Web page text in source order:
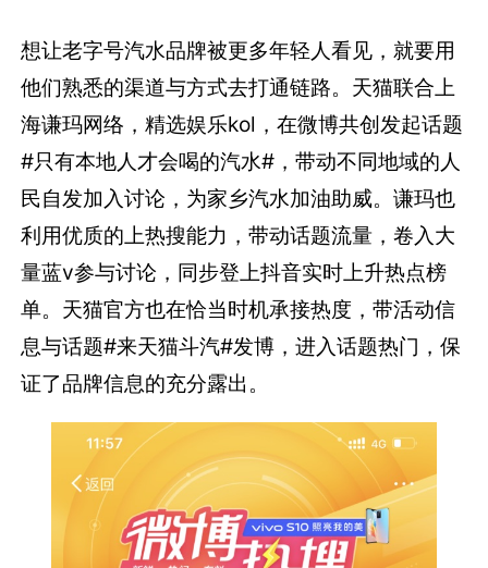
想让老字号汽水品牌被更多年轻人看见，就要用
他们熟悉的渠道与方式去打通链路。天猫联合上
海谦玛网络，精选娱乐kol，在微博共创发起话题
#只有本地人才会喝的汽水#，带动不同地域的人
民自发加入讨论，为家乡汽水加油助威。谦玛也
利用优质的上热搜能力，带动话题流量，卷入大
量蓝v参与讨论，同步登上抖音实时上升热点榜
单。天猫官方也在恰当时机承接热度，带活动信
息与话题#来天猫斗汽#发博，进入话题热门，保
证了品牌信息的充分露出。